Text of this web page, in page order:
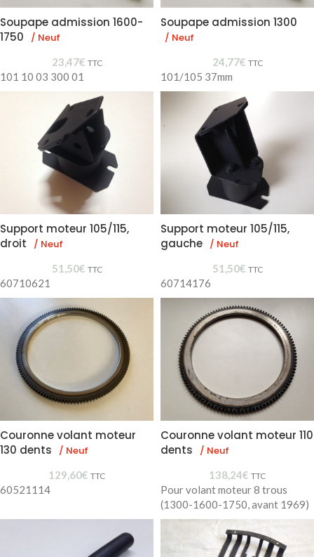
Soupape admission 1600-
1750
/ Neuf
23,47€ TTC
101 10 03 300 01
Soupape admission 1300
/ Neuf
24,77€ TTC
101/105 37mm
Support moteur 105/115,
droit
/ Neuf
51,50€ TTC
60710621
Support moteur 105/115,
gauche / Neuf
51,50€ TTC
60714176
Couronne volant moteur
130 dents
/ Neuf
129,60€ TTC
60521114
Couronne volant moteur 110
dents
/ Neuf
138,24€ TTC
Pour volant moteur 8 trous
(1300-1600-1750, avant 1969)